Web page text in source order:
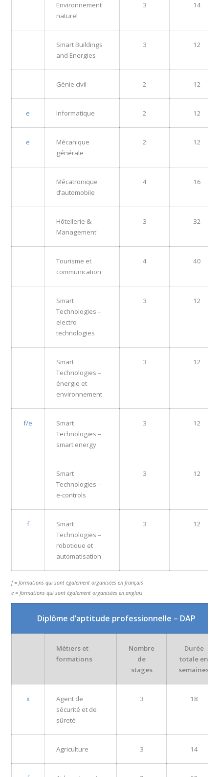
Environnement
naturel
3 14
Smart Buildings
and Energies
3 12
Génie civil 2 12
e Informatique 2 12
e
Mécanique
générale
2 12
Mécatronique
d’automobile
4 16
Hôtellerie &
Management
3 32
Tourisme et
communication
4 40
Smart
Technologies –
electro
technologies
3 12
Smart
Technologies –
énergie et
environnement
3 12
f/e
Smart
Technologies –
smart energy
3 12
Smart
Technologies –
e-controls
3 12
f
Smart
Technologies –
robotique et
automatisation
3 12
f = formations qui sont également organisées en français
e = formations qui sont également organisées en anglais
Diplôme d’aptitude professionnelle – DAP
Métiers et
formations
Nombre
de
stages
Durée
totale en
semaines
x
Agent de
sécurité et de
sûreté
3 18
Agriculture 3 14